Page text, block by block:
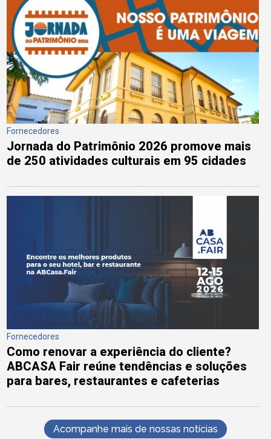
Fornecedores
Jornada do Patrimônio 2026 promove mais
de 250 atividades culturais em 95 cidades
Fornecedores
Como renovar a experiência do cliente?
ABCASA Fair reúne tendências e soluções
para bares, restaurantes e cafeterias
Acompanhe mais de nossas notícias